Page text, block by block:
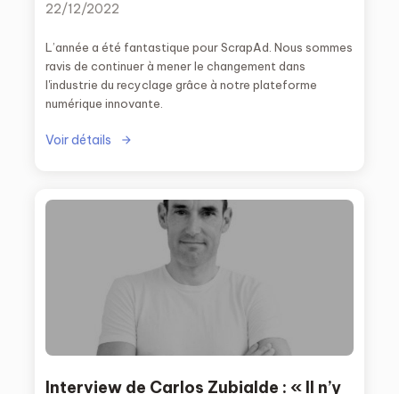
22/12/2022
L’année a été fantastique pour ScrapAd. Nous sommes
ravis de continuer à mener le changement dans
l'industrie du recyclage grâce à notre plateforme
numérique innovante.
Voir détails
Interview de Carlos Zubialde : « Il n’y